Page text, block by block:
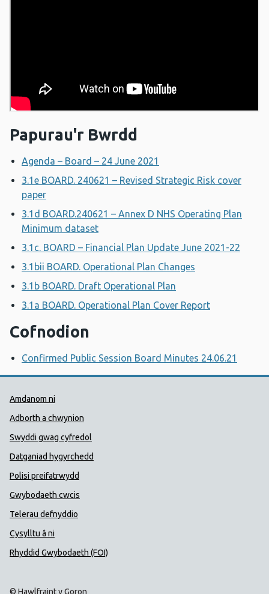
Papurau'r Bwrdd
Agenda – Board – 24 June 2021
3.1e BOARD. 240621 – Revised Strategic Risk cover
paper
3.1d BOARD.240621 – Annex D NHS Operating Plan
Minimum dataset
3.1c. BOARD – Financial Plan Update June 2021-22
3.1bii BOARD. Operational Plan Changes
3.1b BOARD. Draft Operational Plan
3.1a BOARD. Operational Plan Cover Report
Cofnodion
Confirmed Public Session Board Minutes 24.06.21
Dolenni Cymorth Iechyd
Amdanom ni
Adborth a chwynion
Swyddi gwag cyfredol
Datganiad hygyrchedd
Polisi preifatrwydd
Gwybodaeth cwcis
Telerau defnyddio
Cysylltu â ni
Rhyddid Gwybodaeth (FOI)
© Hawlfraint y Goron